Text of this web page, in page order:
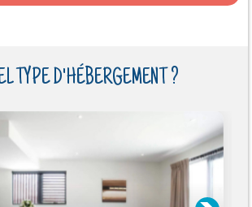
TYPE D'HÉBERGEMENT ?